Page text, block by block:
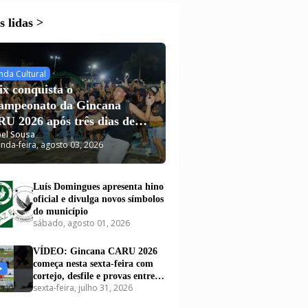
lidas >
Cultural
conquista o
da Gincana
2026 após três dias de
em Carutapera
Sousa
feira, agosto 03, 2026
Luís Domingues apresenta hino
oficial e divulga novos símbolos
do município
sábado, agosto 01, 2026
VÍDEO: Gincana CARU 2026
começa nesta sexta-feira com
cortejo, desfile e provas entre
equipes em Carutapera
sexta-feira, julho 31, 2026